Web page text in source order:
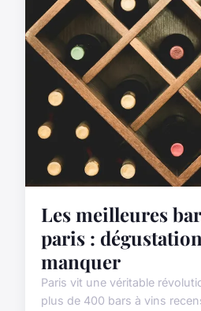
Les meilleures
paris :
manquer
Paris vit une véritable
plus de 400 bars à vins